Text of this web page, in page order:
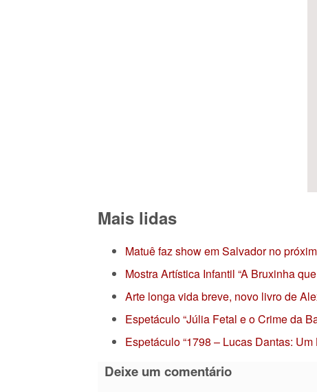
Mais lidas
Matuê faz show em Salvador no
Mostra Artística Infantil “A Bruxinha
Arte longa vida breve, novo livro de
Espetáculo “Júlia Fetal e o Crime da
Espetáculo “1798 – Lucas Dantas:
Deixe um comentário